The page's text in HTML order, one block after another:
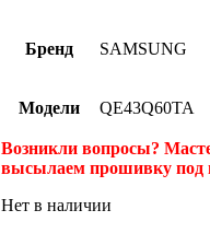
Бренд SAMSUNG
Модели QE43Q60TA
Возникли вопросы?
высылаем прошивку под
Нет в наличии